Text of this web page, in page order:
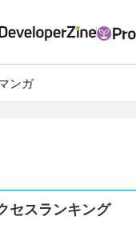
ンガ
セスランキング